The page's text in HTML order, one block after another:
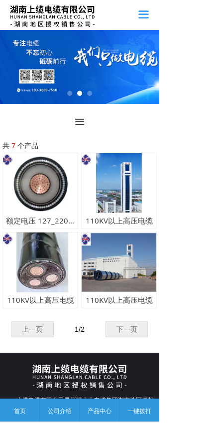
끀
끀
共 7 个产品
额定电压 127_220kV 110KV以上高压电缆
110KV以上高压电缆 110KV以上高压电缆
上一页 下一页
1/2
上缆电缆有限公司是江苏上上电缆集团湖南地区授权
的销售公司，总部位于长沙，致力于成为线缆用户长期的
首页 公司介绍 产品中心 一键拨打